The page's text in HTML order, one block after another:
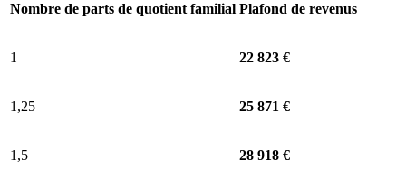
Nombre de parts de quotient familial Plafond de revenus
1 22 823 €
1,25 25 871 €
1,5 28 918 €